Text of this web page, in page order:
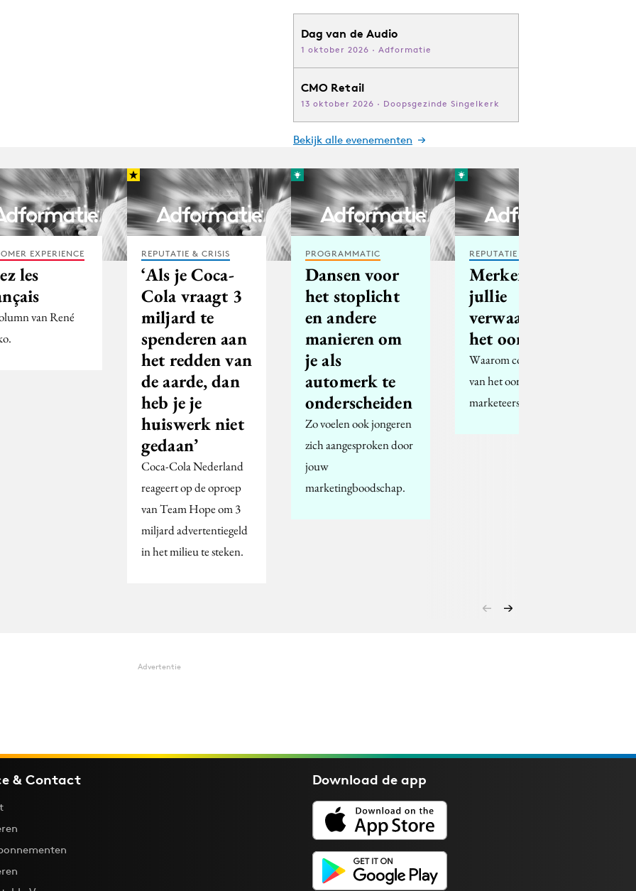
Dag van de Audio
1 oktober 2026 · Adformatie
CMO Retail
13 oktober 2026 · Doopsgezinde Singelkerk
Bekijk alle evenementen
EXPERIENCE
les
van René
REPUTATIE & CRISIS
‘Als je Coca-
Cola vraagt 3
miljard te
spenderen aan
het redden van
de aarde, dan
heb je je
huiswerk niet
gedaan’
Coca-Cola Nederland
reageert op de oproep
van Team Hope om 3
miljard advertentiegeld
in het milieu te steken.
PROGRAMMATIC
Dansen voor
het stoplicht
en andere
manieren om
je als
automerk te
onderscheiden
Zo voelen ook jongeren
zich aangesproken door
jouw
marketingboodschap.
REPUTATIE & CRISIS
Merkenbouwers,
jullie
verwaarlozen
het oor!
Waarom consumenten
van het oor houden en
marketeers van het oog.
Advertentie
& Contact Download deapp